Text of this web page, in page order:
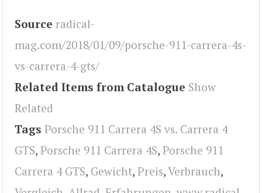
Source radical-
mag.com/2018/01/09/porsche-911-carrera-4s-
vs-carrera-4-gts/
Related Items from Catalogue Show
Related
Tags Porsche 911 Carrera 4S vs. Carrera 4
GTS, Porsche 911 Carrera 4S, Porsche 911
Carrera 4 GTS, Gewicht, Preis,Verbrauch,